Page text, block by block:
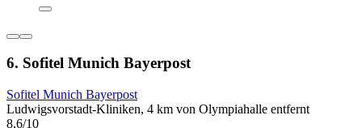
6. Sofitel Munich Bayerpost
Sofitel Munich Bayerpost
Ludwigsvorstadt-Kliniken, 4 km von Olympiahalle entfernt
8,6/10